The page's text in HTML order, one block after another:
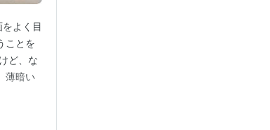
よく目
ことを
ど、な
薄暗い